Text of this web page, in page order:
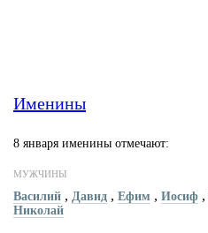
Именины
8 января именины отмечают:
МУЖЧИНЫ
Василий , Давид , Ефим , Иосиф ,
Николай